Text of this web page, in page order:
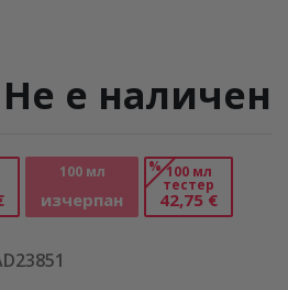
Не е наличен
100 мл
изчерпан
% 100 мл
тестер
42,75 €